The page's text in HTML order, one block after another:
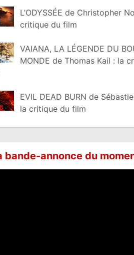
L’ODYSSÉE de Christopher
critique du film
VAIANA, LA LÉGENDE DU
MONDE de Thomas Kail : la
EVIL DEAD BURN de
la critique du film
bande-annonce du